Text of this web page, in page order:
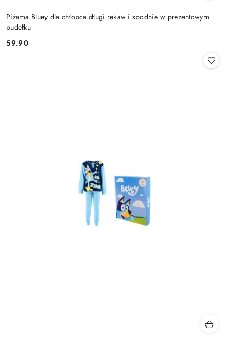
Piżama Bluey dla chłopca długi rękaw i spodnie w prezentowym
pudełku
Cena:
59.90